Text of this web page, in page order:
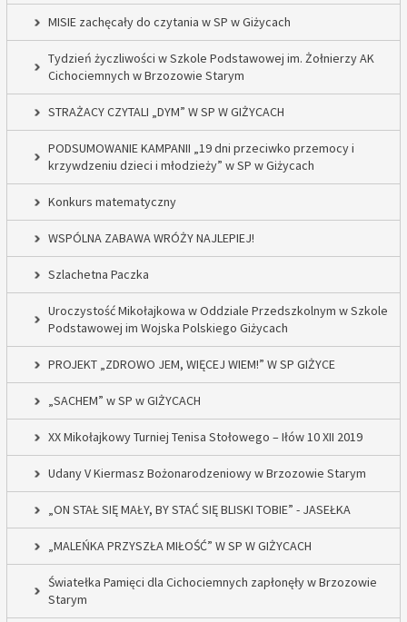
MISIE zachęcały do czytania w SP w Giżycach
Tydzień życzliwości w Szkole Podstawowej im. Żołnierzy AK
Cichociemnych w Brzozowie Starym
STRAŻACY CZYTALI „DYM” W SP W GIŻYCACH
PODSUMOWANIE KAMPANII „19 dni przeciwko przemocy i
krzywdzeniu dzieci i młodzieży” w SP w Giżycach
Konkurs matematyczny
WSPÓLNA ZABAWA WRÓŻY NAJLEPIEJ!
Szlachetna Paczka
Uroczystość Mikołajkowa w Oddziale Przedszkolnym w Szkole
Podstawowej im Wojska Polskiego Giżycach
PROJEKT „ZDROWO JEM, WIĘCEJ WIEM!” W SP GIŻYCE
„SACHEM” w SP w GIŻYCACH
XX Mikołajkowy Turniej Tenisa Stołowego – Iłów 10 XII 2019
Udany V Kiermasz Bożonarodzeniowy w Brzozowie Starym
„ON STAŁ SIĘ MAŁY, BY STAĆ SIĘ BLISKI TOBIE” - JASEŁKA
„MALEŃKA PRZYSZŁA MIŁOŚĆ” W SP W GIŻYCACH
Światełka Pamięci dla Cichociemnych zapłonęły w Brzozowie
Starym